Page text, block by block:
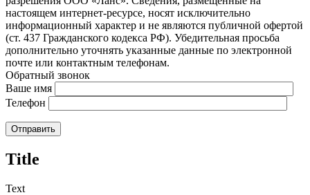
настоящем интернет-ресурсе, носят исключительно
информационный характер и не являются публичной офертой
(ст. 437 Гражданского кодекса РФ). Убедительная просьба
дополнительно уточнять указанные данные по электронной
почте или контактным телефонам.
Обратный звонок
Ваше имя
Телефон
Отправить
Title
Text